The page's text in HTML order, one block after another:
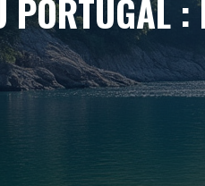
PORTUGAL :